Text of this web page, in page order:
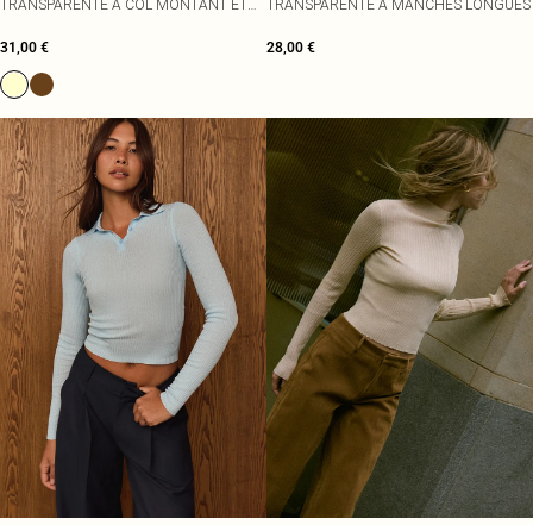
TRANSPARENTE À COL MONTANT ET
31,00 €
TRANSPARENTE À MANCHES LONGUES
28,00 €